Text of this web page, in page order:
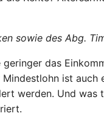
sowie des Abg.
geringer das
Mindestlohn ist
werden. Und was